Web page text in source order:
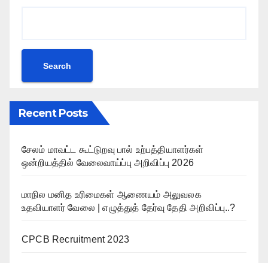
Search
Recent Posts
சேலம் மாவட்ட கூட்டுறவு பால் உற்பத்தியாளர்கள்
ஒன்றியத்தில் வேலைவாய்ப்பு அறிவிப்பு 2026
மாநில மனித உரிமைகள் ஆணையம் அலுவலக
உதவியாளர் வேலை | எழுத்துத் தேர்வு தேதி அறிவிப்பு..?
CPCB Recruitment 2023